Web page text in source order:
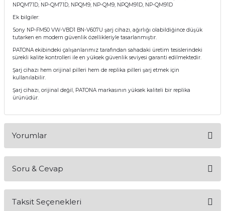
NPQM71D, NP-QM71D, NPQM9, NP-QM9, NPQM91D, NP-QM91D
Ek bilgiler:
Sony NP-FM50 VW-VBD1 BN-V607U şarj cihazı, ağırlığı olabildiğince düşük
tutarken en modern güvenlik özellikleriyle tasarlanmıştır.
PATONA ekibindeki çalışanlarımız tarafından sahadaki üretim tesislerindeki
sürekli kalite kontrolleri ile en yüksek güvenlik seviyesi garanti edilmektedir.
Şarj cihazı hem orijinal pilleri hem de replika pilleri şarj etmek için
kullanılabilir.
Şarj cihazı, orijinal değil, PATONA markasının yüksek kaliteli bir replika
ürünüdür.
Yorumlar
Soru & Cevap
Taksit Seçenekleri